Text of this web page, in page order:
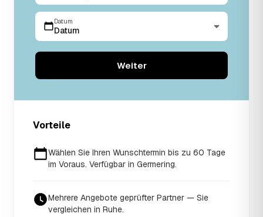
Datum
Datum
Weiter
Vorteile
Wählen Sie Ihren Wunschtermin bis zu 60 Tage
im Voraus. Verfügbar in Germering.
Mehrere Angebote geprüfter Partner — Sie
vergleichen in Ruhe.